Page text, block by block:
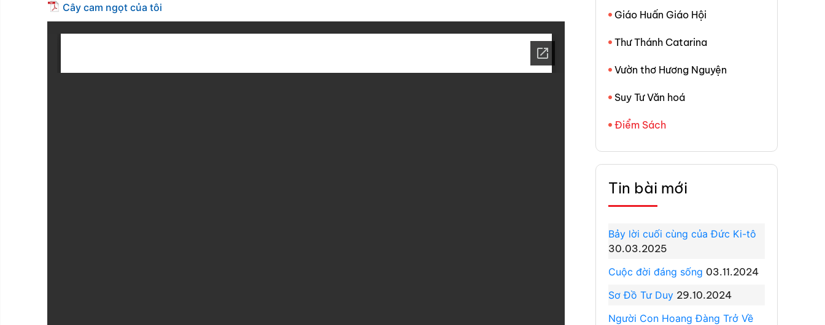
Cây cam ngọt của tôi
Giáo Huấn Giáo Hội
Thư Thánh Catarina
Vườn thơ Hương Nguyện
Suy Tư Văn hoá
Điểm Sách
Tin bài mới
Bảy lời cuối cùng của Đức Ki-tô
30.03.2025
Cuộc đời đáng sống 03.11.2024
Sơ Đồ Tư Duy 29.10.2024
Người Con Hoang Đàng Trở Về